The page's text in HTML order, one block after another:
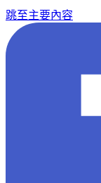
跳至主要內容